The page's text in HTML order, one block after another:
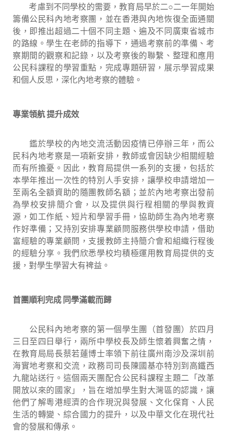
考慮到不同學校的需要，教育局早於二○二一年開始
籌備公民科內地考察團，並在香港與內地恢復全面通關
後，即推出超過二十個不同主題、遍及不同廣東省城市
的路線。學生在老師的指導下，通過考察前的準備、考
察期間的觀察和記錄，以及考察後的聯繫、整理和應用
公民科課程的學習重點，完成專題研習，展示學習成果
和個人反思，深化內地考察的體驗。
專業領航 提升成效
鑑於學校的內地交流活動因疫情已停辦三年，而公
民科內地考察是一項新安排，教師或會因缺少相關經驗
而有所擔憂。因此，教育局提供一系列的支援，包括於
本學年推出一次性的特別人手安排，讓學校申請增加一
至兩名全額資助的隨團教師名額；並於內地考察出發前
為學校安排簡介會，以及提供與行程相關的學與教資
源，如工作紙、短片和學習手冊，協助師生為內地考察
作好準備；又持別安排專業顧問服務供學校申請，借助
富經驗的專業顧問，支援教師主持簡介會和組織行程後
的經驗分享。我們欣悉學校均積極運用教育局提供的支
援，對學生學習大有裨益。
首團順利完成 同學滿載而歸
公民科內地考察的第一個學生團（首發團）於四月
三日至四日舉行，兩所中學校長及師生懷着興奮之情，
在教育局局長蔡若蓮博士率領下前往廣州南沙及深圳前
海實地考察和交流，政務司司長陳國基亦特別到高鐵西
九龍站送行。這個兩天團配合公民科課程主題二「改革
開放以來的國家」，旨在增加學生對大灣區的認識，讓
他們了解粵港經濟的合作現況與發展、文化保育、人民
生活的轉變、綜合國力的提升，以及中華文化在現代社
會的發展和傳承。